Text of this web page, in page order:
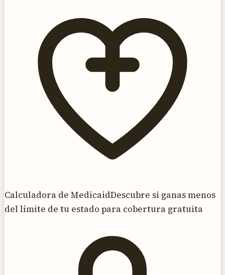
Calculadora de MedicaidDescubre si ganas menos
del límite de tu estado para cobertura gratuita